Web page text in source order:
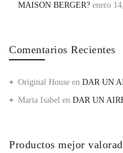
MAISON BERGER? enero
Comentarios Recientes
Original House en DAR UN
Maria Isabel en DAR UN
Productos mejor